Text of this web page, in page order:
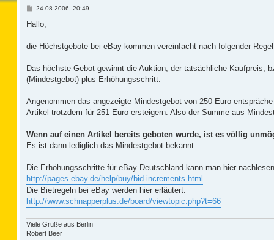
B
i
a
24.08.2006, 20:49
Hallo,
die Höchstgebote bei eBay kommen vereinfacht nach folgender
Das höchste Gebot gewinnt die Auktion, der tatsächliche Kaufpreis,
(Mindestgebot) plus Erhöhungsschritt.
Angenommen das angezeigte Mindestgebot von 250 Euro
Artikel trotzdem für 251 Euro ersteigern. Also der Summe aus
Wenn auf einen Artikel bereits geboten wurde, ist es völlig
Es ist dann lediglich das Mindestgebot bekannt.
Die Erhöhungsschritte für eBay Deutschland kann man hier
http://pages.ebay.de/help/buy/bid-increments.html
Die Bietregeln bei eBay werden hier erläutert:
http://www.schnapperplus.de/board/viewtopic.php?t=66
Viele Grüße aus Berlin
Robert Beer